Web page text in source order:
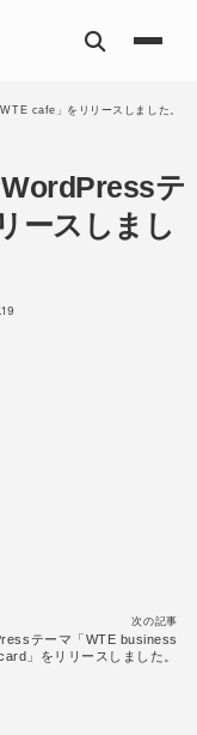
cafe」をリリースしました。
テ
ースしまし
次の記事
テーマ「WTE business
」をリリースしました。